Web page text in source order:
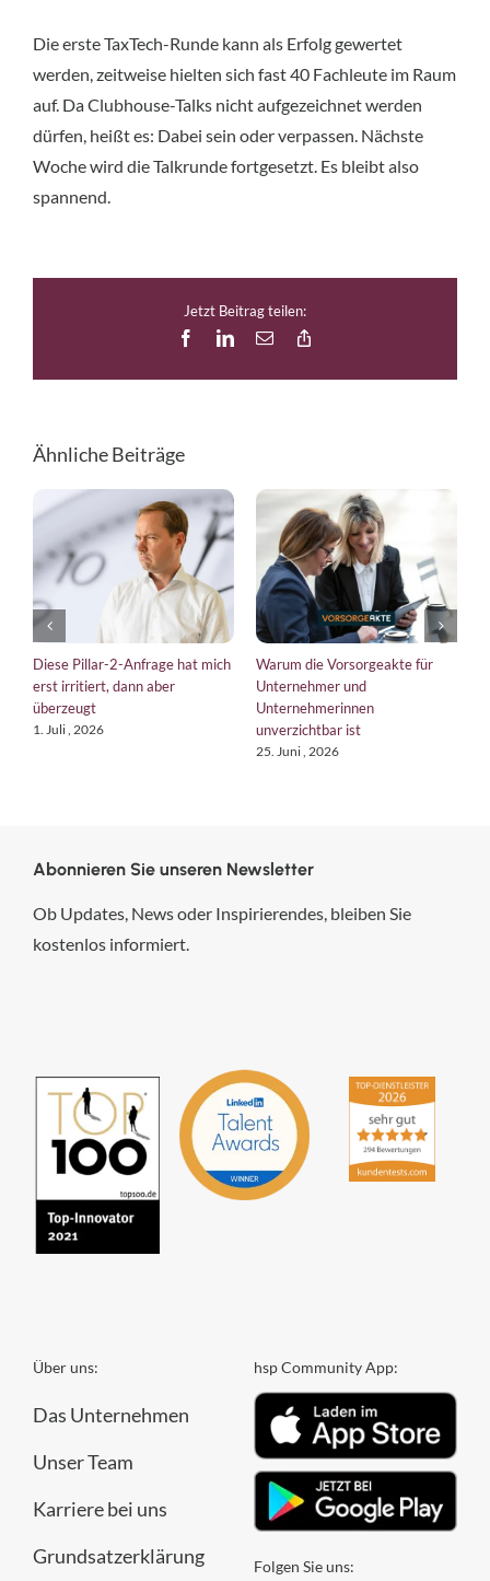
Die erste TaxTech-Runde kann als Erfolg gewertet
werden, zeitweise hielten sich fast 40 Fachleute im Raum
auf. Da Clubhouse-Talks nicht aufgezeichnet werden
dürfen, heißt es: Dabei sein oder verpassen. Nächste
Woche wird die Talkrunde fortgesetzt. Es bleibt also
spannend.
Jetzt Beitrag teilen:
FacebookLinkedIn
E-
Ähnliche Beiträge
Diese Pillar-2-Anfrage hat mich
erst irritiert, dann aber
überzeugt
1. Juli , 2026
Warum die Vorsorgeakte für
Unternehmer und
Unternehmerinnen
unverzichtbar ist
25. Juni , 2026
Abonnieren Sie unseren Newsletter
Ob Updates, News oder Inspirierendes, bleiben Sie
kostenlos informiert.
Über uns:
Das Unternehmen
Unser Team
Karriere bei uns
Grundsatzerklärung
hsp Community App:
Folgen Sie uns: